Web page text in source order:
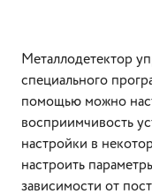
Металлодетектор
специального
помощью можно
восприимчивость
настройки в
настроить
зависимости от